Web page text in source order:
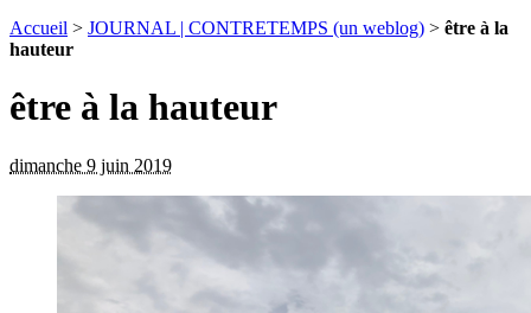
Accueil > JOURNAL | CONTRETEMPS (un weblog) > être à la
hauteur
être à la hauteur
dimanche 9 juin 2019